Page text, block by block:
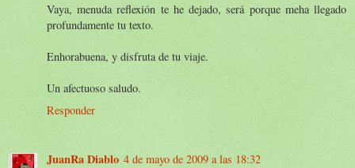
Vaya, menuda reflexión te he dejado, será porque meha llegado
profundamente tu texto.
Enhorabuena, y disfruta de tu viaje.
Un afectuoso saludo.
Responder
JuanRa Diablo 4 de mayo de 2009 a las 18:32